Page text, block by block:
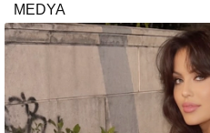
MEDYA